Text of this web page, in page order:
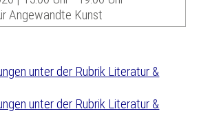
Angewandte Kunst